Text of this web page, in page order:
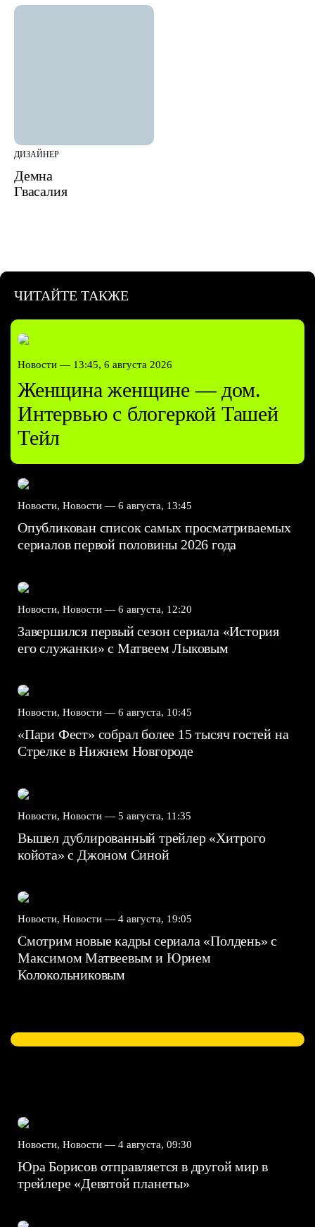
ДИЗАЙНЕР
Демна
Гвасалия
ЧИТАЙТЕ ТАКЖЕ
Новости — 13:45, 6 августа 2026
Женщина женщине — дом.
Интервью с блогеркой Ташей
Тейл
Новости, Новости — 6 августа, 13:45
Опубликован список самых просматриваемых
сериалов первой половины 2026 года
Новости, Новости — 6 августа, 12:20
Завершился первый сезон сериала «История
его служанки» с Матвеем Лыковым
Новости, Новости — 6 августа, 10:45
«Пари Фест» собрал более 15 тысяч гостей на
Стрелке в Нижнем Новгороде
Новости, Новости — 5 августа, 11:35
Вышел дублированный трейлер «Хитрого
койота» с Джоном Синой
Новости, Новости — 4 августа, 19:05
Смотрим новые кадры сериала «Полдень» с
Максимом Матвеевым и Юрием
Колокольниковым
Новости, Новости — 4 августа, 09:30
Юра Борисов отправляется в другой мир в
трейлере «Девятой планеты»